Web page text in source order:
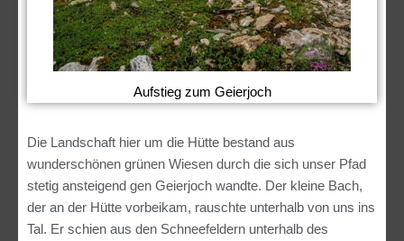
Aufstieg zum Geierjoch
Die Landschaft hier um die Hütte bestand aus
wunderschönen grünen Wiesen durch die sich unser Pfad
stetig ansteigend gen Geierjoch wandte. Der kleine Bach,
der an der Hütte vorbeikam, rauschte unterhalb von uns ins
Tal. Er schien aus den Schneefeldern unterhalb des